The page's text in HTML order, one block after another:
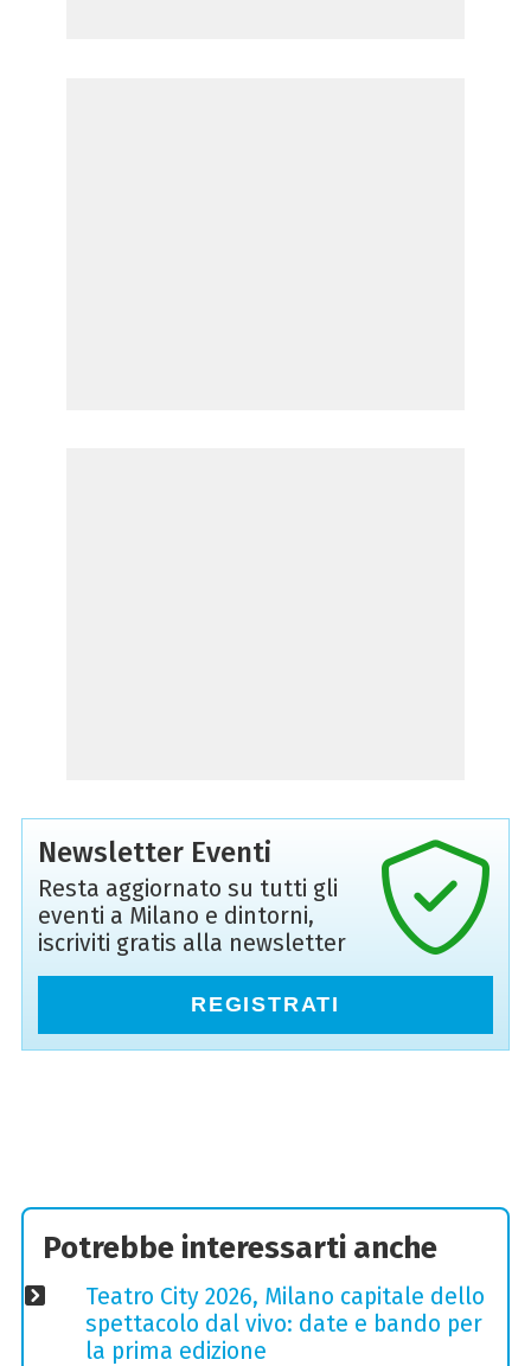
Newsletter Eventi
Resta aggiornato su tutti gli
eventi a Milano e dintorni,
iscriviti gratis alla newsletter
REGISTRATI
Potrebbe interessarti anche
Teatro City 2026, Milano capitale dello
spettacolo dal vivo: date e bando per
la prima edizione